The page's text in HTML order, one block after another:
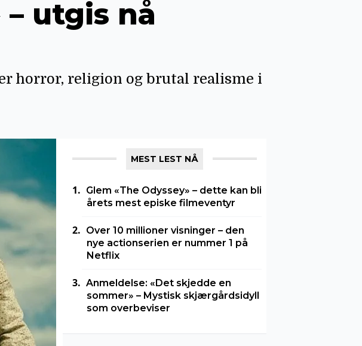
utgis nå
horror, religion og brutal realisme i
MEST LEST NÅ
Glem «The Odyssey» – dette kan bli
årets mest episke filmeventyr
Over 10 millioner visninger – den
nye actionserien er nummer 1 på
Netflix
Anmeldelse: «Det skjedde en
sommer» – Mystisk skjærgårdsidyll
som overbeviser